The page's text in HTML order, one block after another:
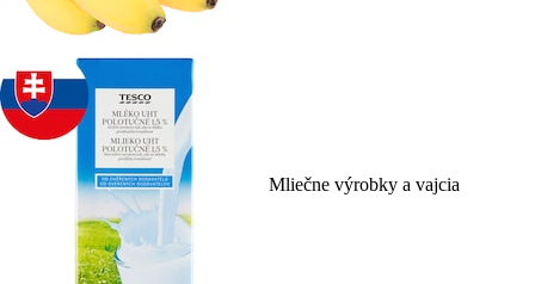
Mliečne výrobky a vajcia